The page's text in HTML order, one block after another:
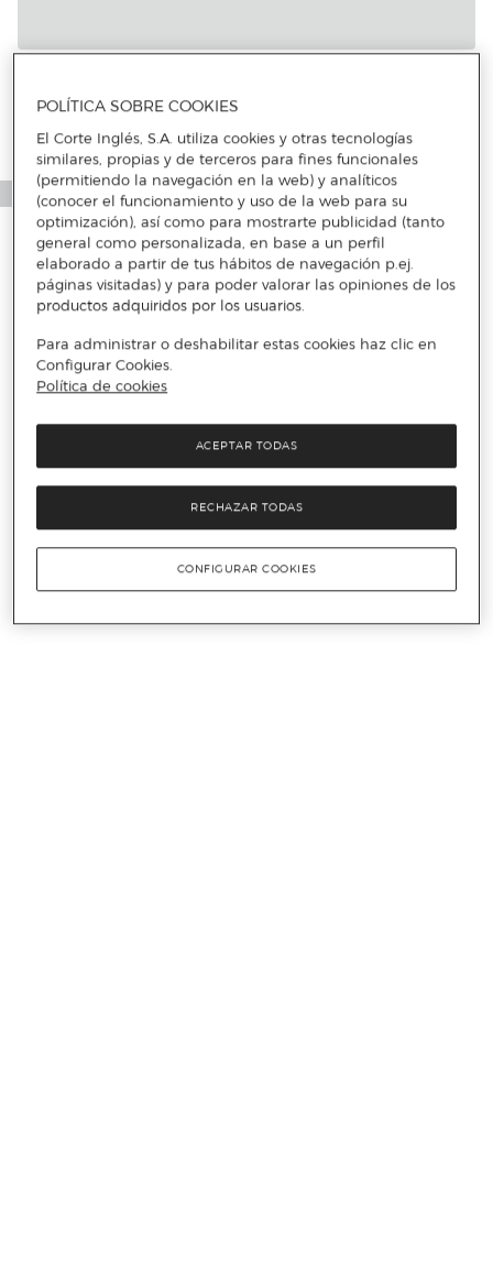
POLÍTICA SOBRE COOKIES
El Corte Inglés, S.A. utiliza cookies y otras tecnologías
similares, propias y de terceros para fines funcionales
(permitiendo la navegación en la web) y analíticos
(conocer el funcionamiento y uso de la web para su
optimización), así como para mostrarte publicidad (tanto
general como personalizada, en base a un perfil
elaborado a partir de tus hábitos de navegación p.ej.
páginas visitadas) y para poder valorar las opiniones de los
productos adquiridos por los usuarios.
Para administrar o deshabilitar estas cookies haz clic en
Configurar Cookies.
Política de cookies
RECHAZAR TODAS
ACEPTAR TODAS
CONFIGURAR COOKIES